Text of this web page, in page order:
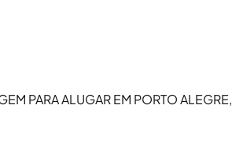
PARA ALUGAR EM PORTO ALEGRE,